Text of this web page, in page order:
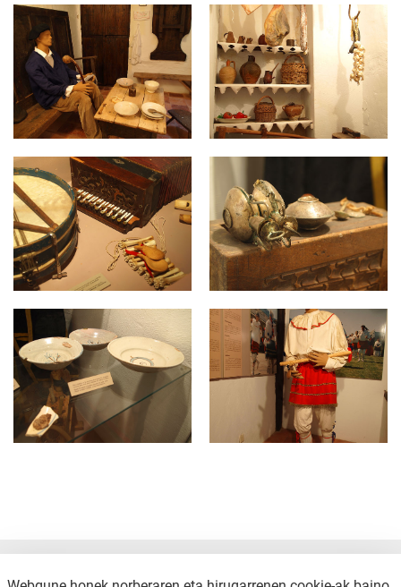
pipaon-museo-016.jpg pipaon-museo-017.jpg
pipaon-museo-018.jpg pipaon-museo-019.jpg
pipaon-museo-020.jpg pipaon-museo-021.jpg